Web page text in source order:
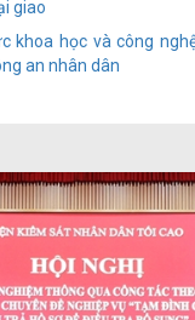
giao
khoa học và công
an nhân dân